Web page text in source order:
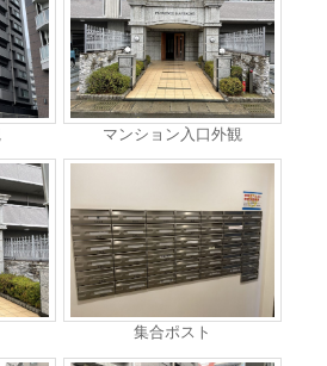
マンション入口外観
集合ポスト